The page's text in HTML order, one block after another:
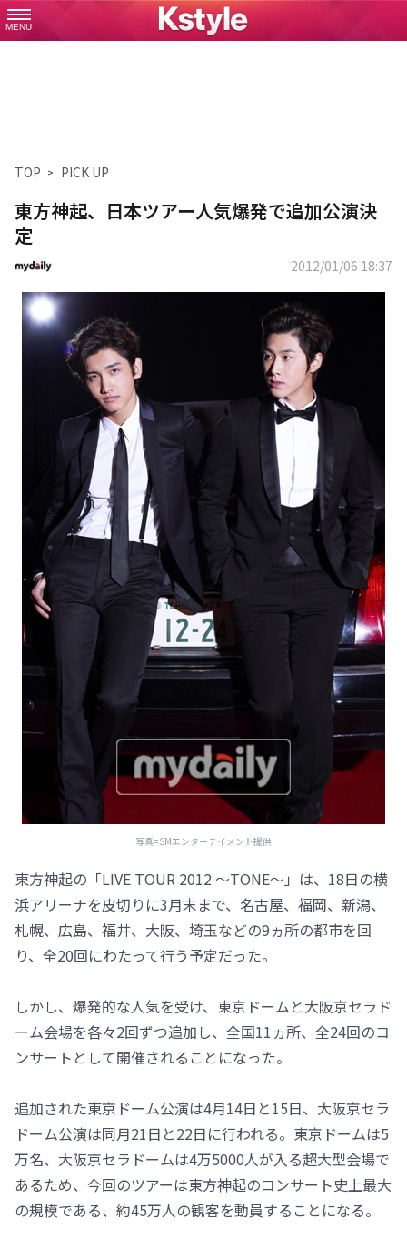
MENU
TOP PICK UP
東方神起、日本ツアー人気爆発で追加公演決
定
2012/01/06 18:37
写真=SMエンターテイメント提供
東方神起の「LIVE TOUR 2012 ～TONE～」は、18日の横
浜アリーナを皮切りに3月末まで、名古屋、福岡、新潟、
札幌、広島、福井、大阪、埼玉などの9ヵ所の都市を回
り、全20回にわたって行う予定だった。
しかし、爆発的な人気を受け、東京ドームと大阪京セラド
ーム会場を各々2回ずつ追加し、全国11ヵ所、全24回のコ
ンサートとして開催されることになった。
追加された東京ドーム公演は4月14日と15日、大阪京セラ
ドーム公演は同月21日と22日に行われる。東京ドームは5
万名、大阪京セラドームは4万5000人が入る超大型会場で
あるため、今回のツアーは東方神起のコンサート史上最大
の規模である、約45万人の観客を動員することになる。